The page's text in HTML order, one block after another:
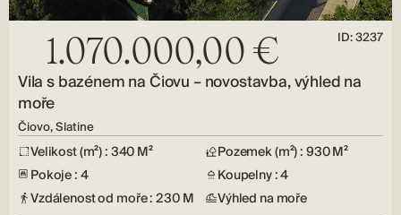
1.070.000,00 € ID: 3237
Vila s bazénem na Čiovu – novostavba, výhled na
moře
Čiovo, Slatine
Velikost (m²) : 340 M²
Pozemek (m²) : 930 M²
Pokoje : 4
Koupelny : 4
Vzdálenost od moře : 230 M
Výhled na moře